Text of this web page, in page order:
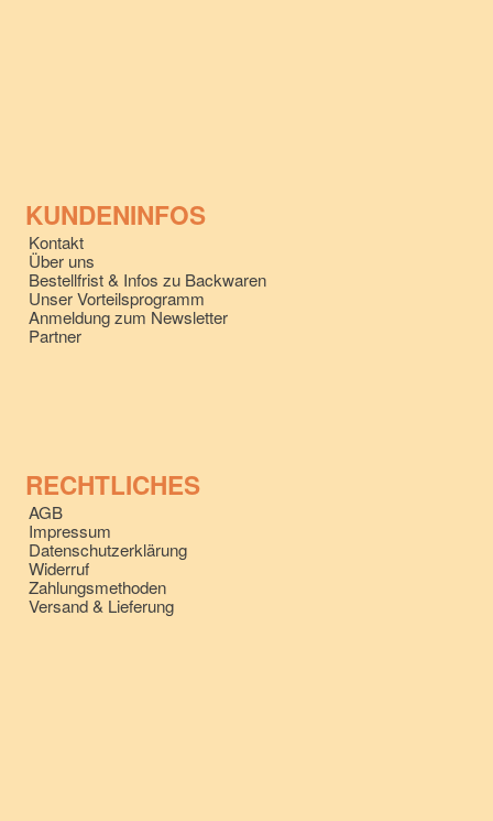
KUNDENINFOS
Kontakt
Über uns
Bestellfrist & Infos zu Backwaren
Unser Vorteilsprogramm
Anmeldung zum Newsletter
Partner
RECHTLICHES
AGB
Impressum
Datenschutzerklärung
Widerruf
Zahlungsmethoden
Versand & Lieferung